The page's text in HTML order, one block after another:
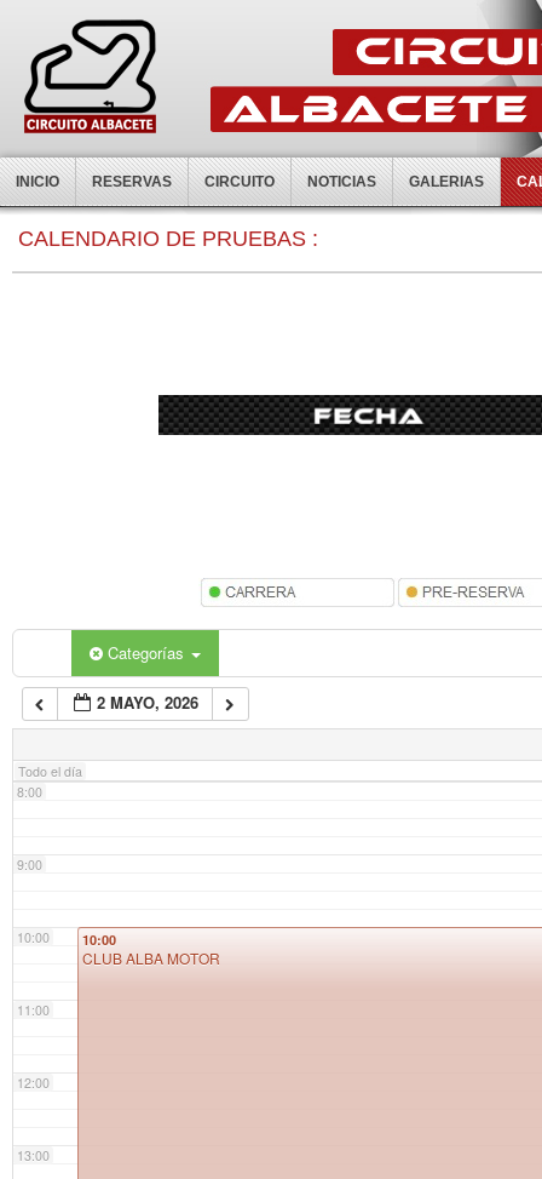
INICIO RESERVAS CIRCUITO NOTICIAS GALERIAS
CALENDARIO DE PRUEBAS :
Categorías
2 MAYO, 2026
Todo el día
0:00
7:00
8:00
9:00
10:00
11:00
12:00
13:00
10:00
CLUB ALBA MOTOR